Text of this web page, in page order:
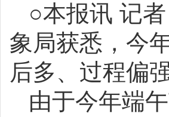
○本报讯 记
象局获悉，今
后多、过程偏
由于今年端